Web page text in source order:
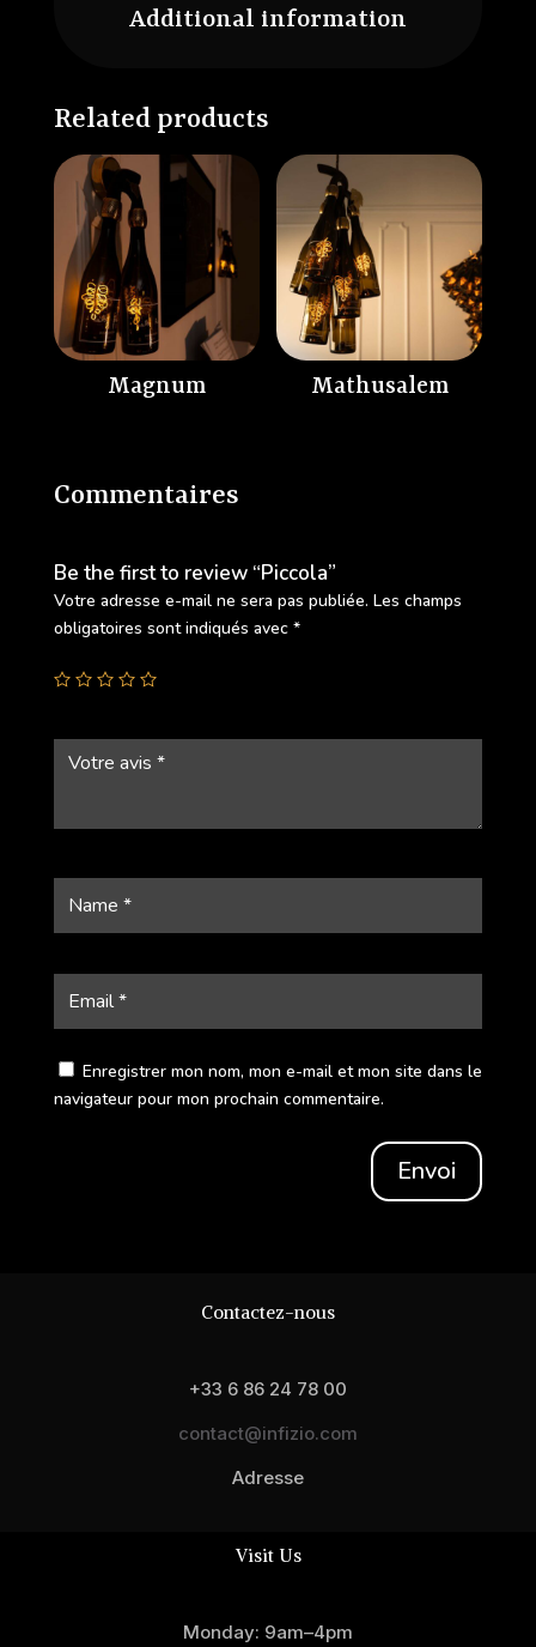
Additional information
Commentaires
Be the first to review “Piccola”
Votre adresse e-mail ne sera pas publiée. Les champs
obligatoires sont indiqués avec *
Enregistrer mon nom, mon e-mail et mon site dans le
navigateur pour mon prochain commentaire.
Envoi
Related products
Magnum Mathusalem
Contactez-nous
+33 6 86 24 78 00
contact@infizio.com
Adresse
Visit Us
Monday: 9am–4pm